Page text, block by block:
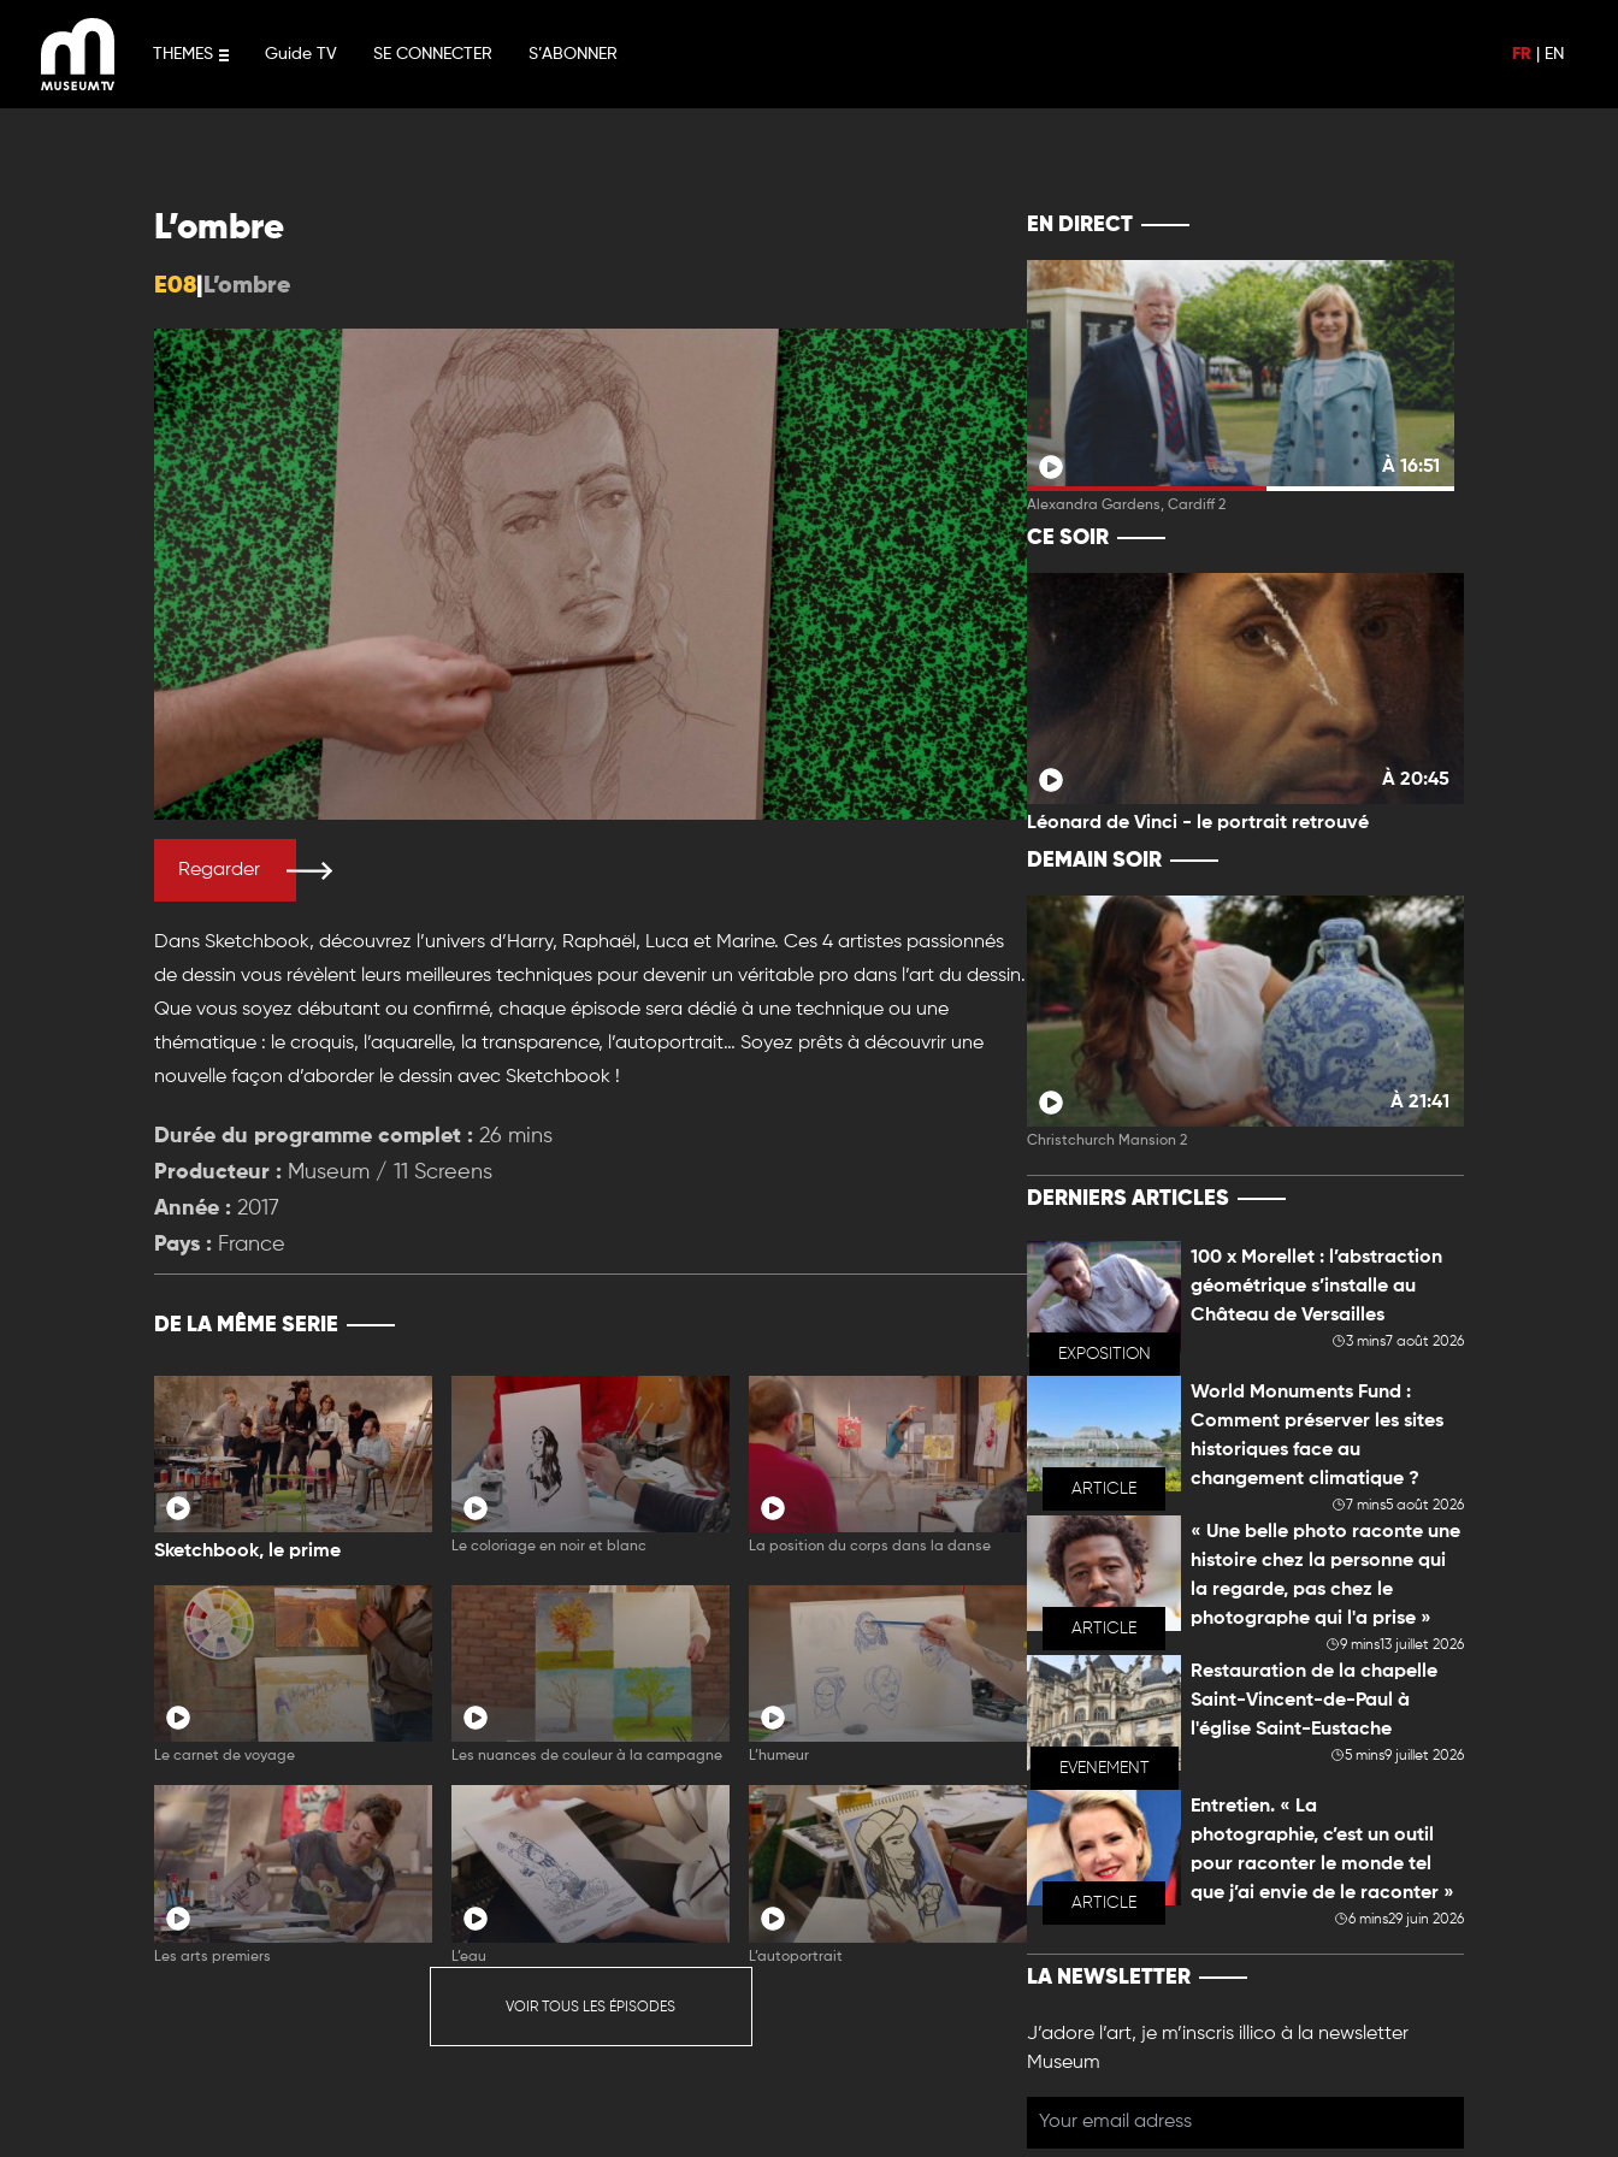
contenu
THEMES Guide TV SE CONNECTER S’ABONNER FR EN
L’ombre
E08 L’ombre
Regarder
Dans Sketchbook, découvrez l’univers d’Harry, Raphaël, Luca et Marine. Ces 4 artistes passionnés
de dessin vous révèlent leurs meilleures techniques pour devenir un véritable pro dans l’art du dessin.
Que vous soyez débutant ou confirmé, chaque épisode sera dédié à une technique ou une
thématique : le croquis, l’aquarelle, la transparence, l’autoportrait… Soyez prêts à découvrir une
nouvelle façon d’aborder le dessin avec Sketchbook !
Durée du programme complet : 26 mins
Producteur : Museum / 11 Screens
Année : 2017
Pays : France
DE LA MÊME SERIE
Sketchbook, le prime Le coloriage en noir et blanc La position du corps dans la danse
Le carnet de voyage Les nuances de couleur à la campagne L’humeur
Les arts premiers L’eau L’autoportrait
VOIR TOUS LES ÉPISODES
EN DIRECT
À 16:51
Alexandra Gardens, Cardiff 2
CE SOIR
À 20:45
Léonard de Vinci - le portrait retrouvé
DEMAIN SOIR
À 21:41
Christchurch Mansion 2
DERNIERS ARTICLES
EXPOSITION
100 x Morellet : l’abstraction
géométrique s’installe au
Château de Versailles
3 mins7 août 2026
ARTICLE
World Monuments Fund :
Comment préserver les sites
historiques face au
changement climatique ?
7 mins5 août 2026
ARTICLE
« Une belle photo raconte une
histoire chez la personne qui
la regarde, pas chez le
photographe qui l'a prise »
9 mins13 juillet 2026
EVENEMENT
Restauration de la chapelle
Saint-Vincent-de-Paul à
l'église Saint-Eustache
5 mins9 juillet 2026
ARTICLE
Entretien. « La
photographie, c’est un outil
pour raconter le monde tel
que j’ai envie de le raconter »
6 mins29 juin 2026
LA NEWSLETTER
J’adore l’art, je m’inscris illico à la newsletter
Museum